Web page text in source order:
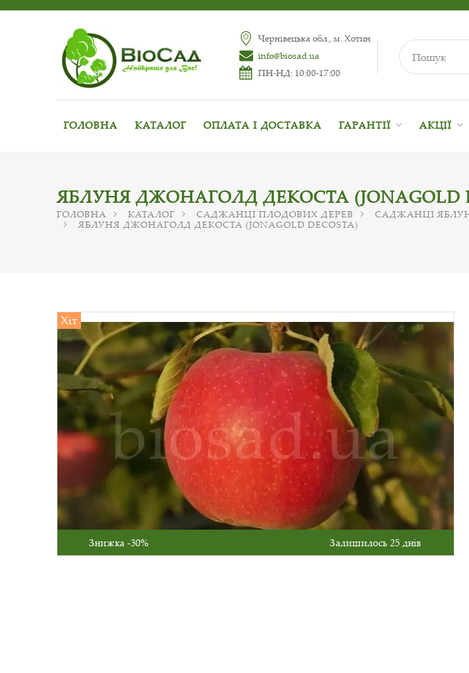
Чернівецька обл., м. Хотин
info@biosad.ua
ПН-НД: 10:00-17:00
ГОЛОВНА КАТАЛОГ ОПЛАТА І ДОСТАВКА ГАРАНТІЇ АКЦІЇ
ЯБЛУНЯ ДЖОНАГОЛД ДЕКОСТА (JONAGOLD
ГОЛОВНА КАТАЛОГ САДЖАНЦІ ПЛОДОВИХ ДЕРЕВ САДЖАНЦІ
ЯБЛУНЯ ДЖОНАГОЛД ДЕКОСТА (JONAGOLD DECOSTA)
Хіт
Знижка -30% Залишилось 25 днів